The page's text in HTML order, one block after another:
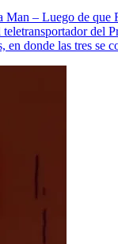
– Luego de
del
donde las tres se